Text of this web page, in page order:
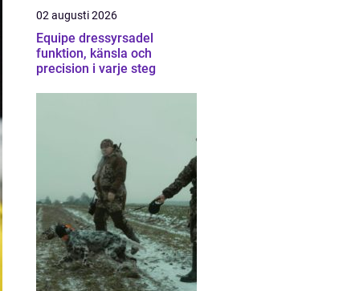
02 augusti 2026
Equipe dressyrsadel
funktion, känsla och
precision i varje steg